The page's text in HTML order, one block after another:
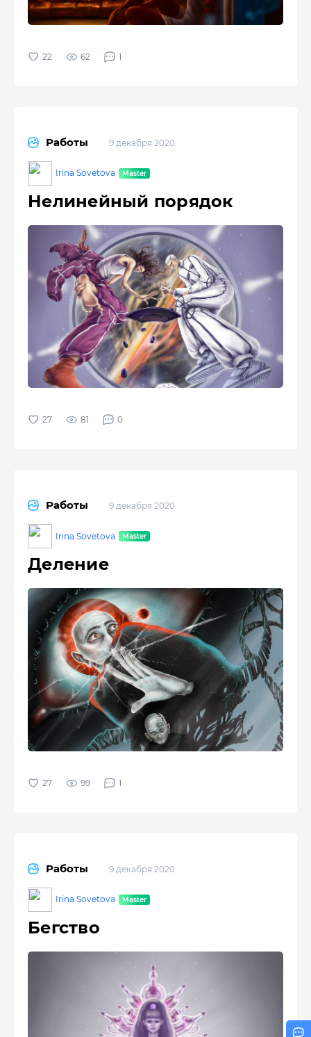
62 1
Работы 9 декабря 2020
Irina Sovetova
Нелинейный порядок
81 0
Работы 9 декабря 2020
Irina Sovetova
Деление
99 1
Работы 9 декабря 2020
Irina Sovetova
Бегство